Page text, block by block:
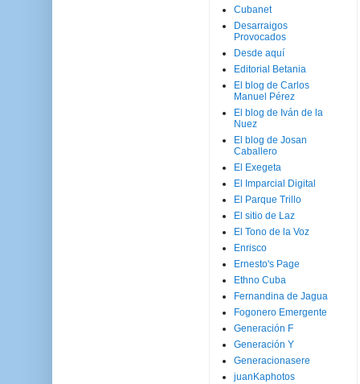
Cubanet
Desarraigos
Provocados
Desde aquí
Editorial Betania
El blog de Carlos
Manuel Pérez
El blog de Iván de la
Nuez
El blog de Josan
Caballero
El Exegeta
El Imparcial Digital
El Parque Trillo
El sitio de Laz
El Tono de la Voz
Enrisco
Ernesto's Page
Ethno Cuba
Fernandina de Jagua
Fogonero Emergente
Generación F
Generación Y
Generacionasere
juanKaphotos